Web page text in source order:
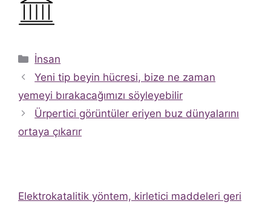
Kategoriler
İnsan
Yeni tip beyin hücresi, bize ne zaman
yemeyi bırakacağımızı söyleyebilir
Ürpertici görüntüler eriyen buz dünyalarını
ortaya çıkarır
Elektrokatalitik yöntem, kirletici maddeleri geri